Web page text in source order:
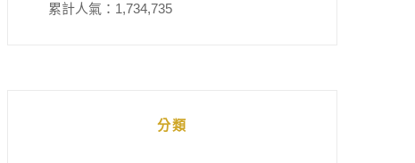
累計人氣： 1,734,735
分類